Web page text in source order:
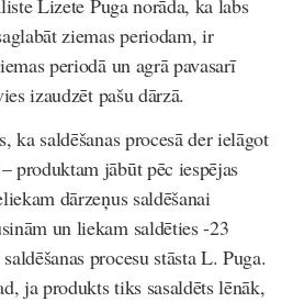
ziemas periodam, ir
periodā un agrā pavasarī
izaudzēt pašu dārzā.
ka saldēšanas procesā der ielāgot
produktam jābūt pēc iespējas
dārzeņus saldēšanai
un liekam saldēties -23
procesu stāsta L. Puga.
ja produkts tiks sasaldēts lēnāk,